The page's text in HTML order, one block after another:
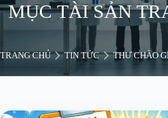
MỤC TÀI SẢN
BỊ CẦN
THANH LÝ CÓ
TRANG CHỦ TIN TỨC THƯ CHÀO